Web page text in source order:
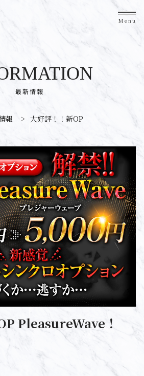
Menu
最新情報
報 > 大好評！！新OP
PleasureWave！